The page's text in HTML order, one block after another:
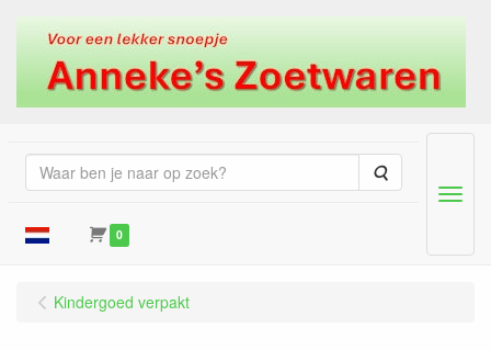
Zoeken
0
Menu
Kindergoed verpakt